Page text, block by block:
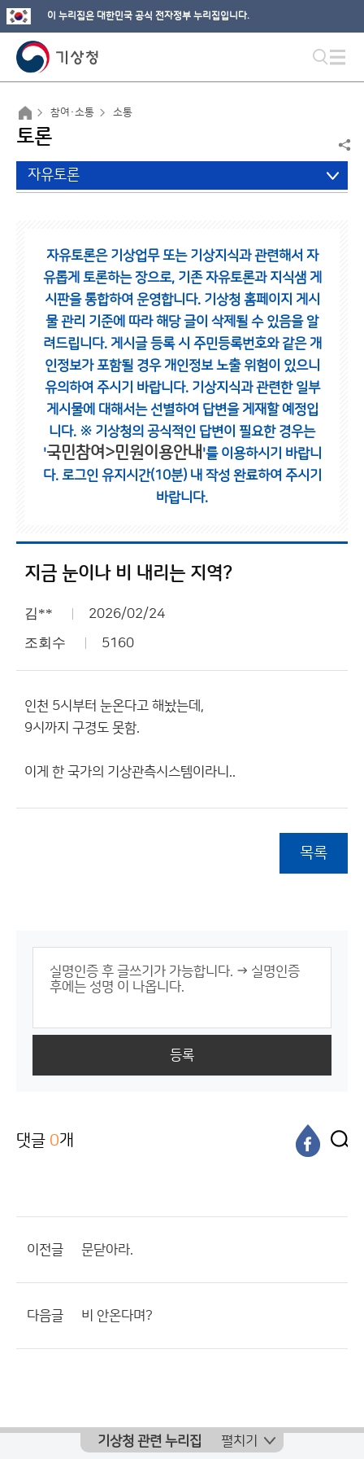
이 누리집은 대한민국 공식 전자정부 누리집입니다.
참여·소통 소통
토론
자유토론
자유토론은 기상업무 또는 기상지식과 관련해서 자
유롭게 토론하는 장으로, 기존 자유토론과 지식샘 게
시판을 통합하여 운영합니다. 기상청 홈페이지 게시
물 관리 기준에 따라 해당 글이 삭제될 수 있음을 알
려드립니다. 게시글 등록 시 주민등록번호와 같은 개
인정보가 포함될 경우 개인정보 노출 위험이 있으니
유의하여 주시기 바랍니다. 기상지식과 관련한 일부
게시물에 대해서는 선별하여 답변을 게재할 예정입
니다. ※ 기상청의 공식적인 답변이 필요한 경우는
'국민참여>민원이용안내 '를 이용하시기 바랍니
다. 로그인 유지시간(10분) 내 작성 완료하여 주시기
바랍니다.
지금 눈이나 비 내리는 지역?
김** 2026/02/24
조회수 5160
인천 5시부터 눈온다고 해놨는데,
9시까지 구경도 못함.
이게 한 국가의 기상관측시스템이라니..
목록
등록
댓글 0개
이전글 문닫아라.
다음글 비 안온다며?
기상청 관련 누리집 펼치기